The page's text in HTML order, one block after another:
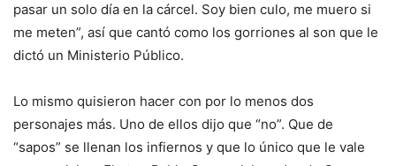
pasar un solo día en la cárcel. Soy bien culo, me muero si
me meten”, así que cantó como los gorriones al son que le
dictó un Ministerio Público.
Lo mismo quisieron hacer con por lo menos dos
personajes más. Uno de ellos dijo que “no”. Que de
“sapos” se llenan los infiernos y que lo único que le vale